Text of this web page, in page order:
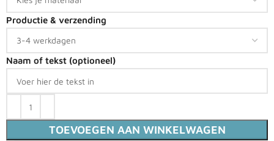
Productie & verzending
Naam of tekst (optioneel)
TOEVOEGEN AAN WINKELWAGEN